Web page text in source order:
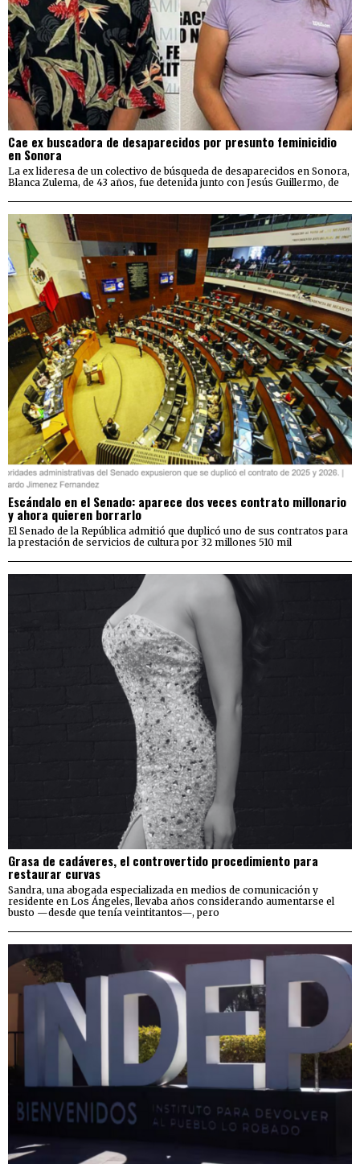
Cae ex buscadora de desaparecidos por presunto feminicidio
en Sonora
La ex lideresa de un colectivo de búsqueda de desaparecidos en Sonora,
Blanca Zulema, de 43 años, fue detenida junto con Jesús Guillermo, de
Escándalo en el Senado: aparece dos veces contrato millonario
y ahora quieren borrarlo
El Senado de la República admitió que duplicó uno de sus contratos para
la prestación de servicios de cultura por 32 millones 510 mil
Grasa de cadáveres, el controvertido procedimiento para
restaurar curvas
Sandra, una abogada especializada en medios de comunicación y
residente en Los Ángeles, llevaba años considerando aumentarse el
busto —desde que tenía veintitantos—, pero